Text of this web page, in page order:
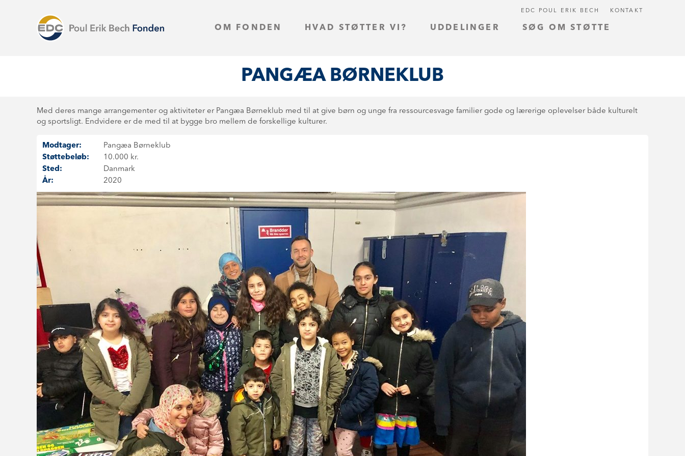
OM FONDEN HVAD STØTTER VI? UDDELINGER SØG OM STØTTE
EDC POUL ERIK BECH KONTAKT
PANGÆA BØRNEKLUB
Med deres mange arrangementer og aktiviteter er Pangæa Børneklub med til at give børn og unge fra ressourcesvage familier gode og lærerige oplevelser både kulturelt
og sportsligt. Endvidere er de med til at bygge bro mellem de forskellige kulturer.
Modtager:
Pangæa Børneklub
Støttebeløb:
10.000 kr.
Sted:
Danmark
År:
2020